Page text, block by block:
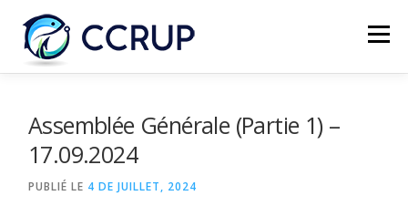
Menu
Assemblée Générale (Partie 1) –
17.09.2024
PUBLIÉ LE 4 DE JUILLET, 2024